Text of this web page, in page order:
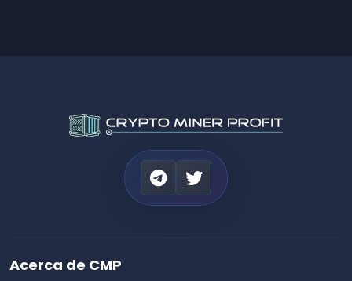
Acerca de CMP